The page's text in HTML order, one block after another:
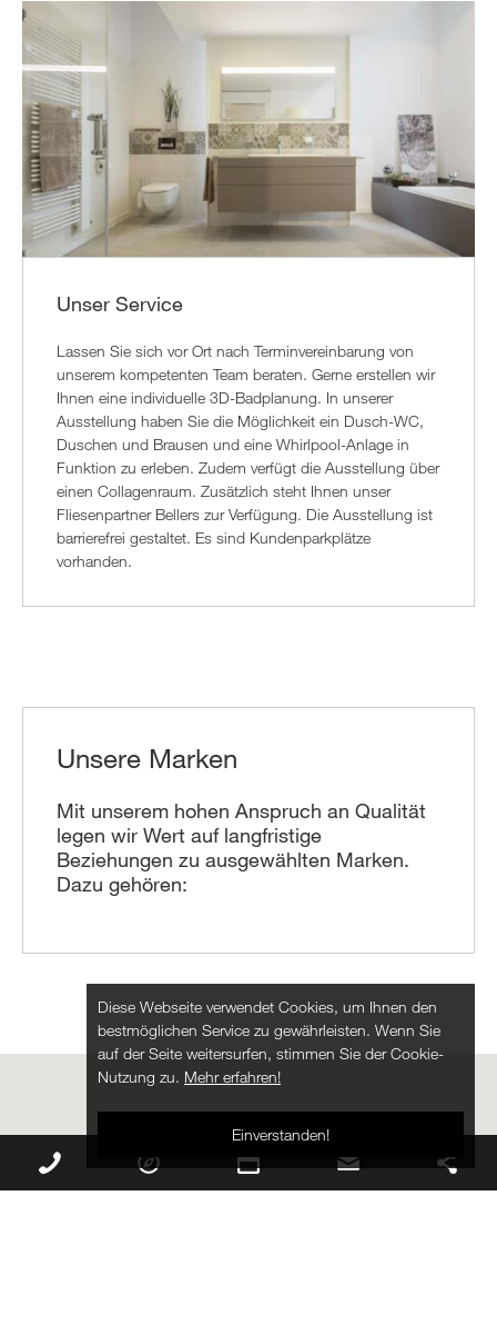
Unser Service
Lassen Sie sich vor Ort nach Terminvereinbarung von
unserem kompetenten Team beraten. Gerne erstellen wir
Ihnen eine individuelle 3D-Badplanung. In unserer
Ausstellung haben Sie die Möglichkeit ein Dusch-WC,
Duschen und Brausen und eine Whirlpool-Anlage in
Funktion zu erleben. Zudem verfügt die Ausstellung über
einen Collagenraum. Zusätzlich steht Ihnen unser
Fliesenpartner Bellers zur Verfügung. Die Ausstellung ist
barrierefrei gestaltet. Es sind Kundenparkplätze
vorhanden.
Unsere Marken
Mit unserem hohen Anspruch an Qualität
legen wir Wert auf langfristige
Beziehungen zu ausgewählten Marken.
Dazu gehören:
Diese Webseite verwendet Cookies, um Ihnen den
bestmöglichen Service zu gewährleisten. Wenn Sie
auf der Seite weitersurfen, stimmen Sie der Cookie-
Nutzung zu. Mehr erfahren!
Einverstanden!